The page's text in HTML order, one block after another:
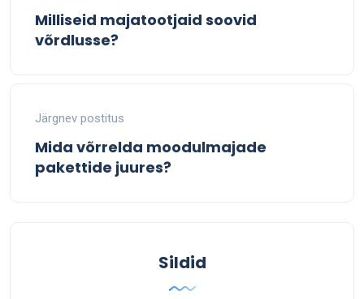
Milliseid majatootjaid soovid
võrdlusse?
Järgnev postitus
Mida võrrelda moodulmajade
pakettide juures?
Sildid